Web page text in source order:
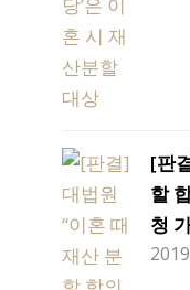
[판
할
청